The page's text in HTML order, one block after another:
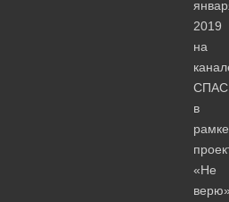
2019
на
СПАС
в
рамке
«Не